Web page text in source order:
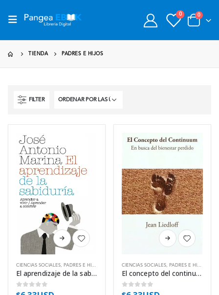
0 0
TIENDA PADRES E HIJOS
FILTER
Este
producto
tiene
múltiples
variantes.
CIENCIAS SOCIALES, PADRES E HIJOS PSICOLOGÍA
El aprendizaje de la sabiduría – José Antonio Marina Torres
0 out of 5
Este
producto
múltiples
CIENCIAS SOCIALES, PADRES E HIJOS
El concepto del continuum – Jean Liedloff
0 out of 5